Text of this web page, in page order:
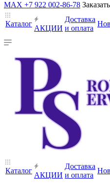
MAX +7 922 002-86-78
Каталог
АКЦИИ
Доставка
и оплата
Каталог
АКЦИИ
Доставка
и оплата